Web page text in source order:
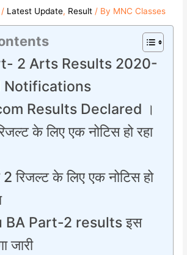
/ Latest Update, Result / By MNC Classes
2 Arts Results 2020-
Notifications
Results Declared ।
के लिए एक नोटिस हो रहा
2 रिजल्ट के लिए एक नोटिस हो
BA Part-2 results इस
जारी